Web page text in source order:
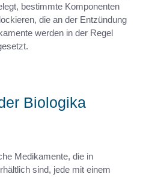
bestimmte Komponenten
die an der Entzündung
werden in der Regel
Biologika
Medikamente, die in
sind, jede mit einem